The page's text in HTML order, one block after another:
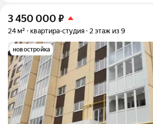
3 450 000 ₽
24 м² квартира-студия 2 этаж из 9
новостройка